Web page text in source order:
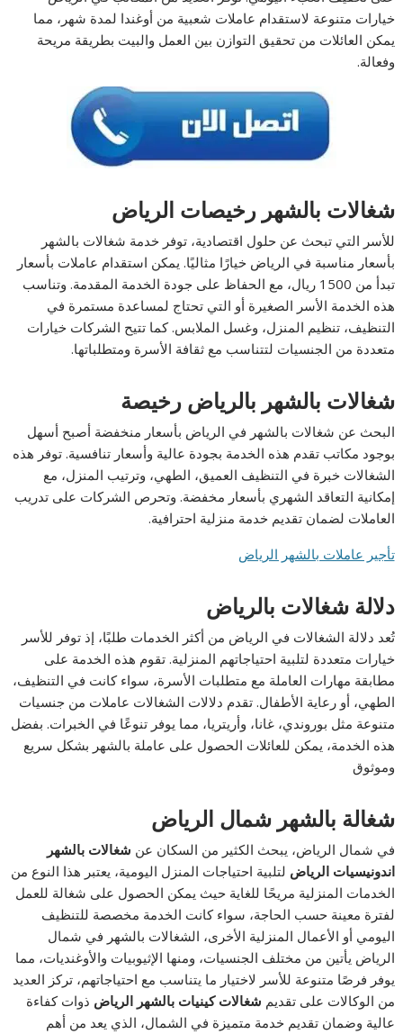
خيارات متنوعة لاستقدام عاملات شعبية من أوغندا لمدة شهر، مما
يمكن العائلات من تحقيق التوازن بين العمل والبيت بطريقة مريحة
وفعالة.
شغالات بالشهر رخيصات الرياض
للأسر التي تبحث عن حلول اقتصادية، توفر خدمة شغالات بالشهر
بأسعار مناسبة في الرياض خيارًا مثاليًا. يمكن استقدام عاملات بأسعار
تبدأ من 1500 ريال، مع الحفاظ على جودة الخدمة المقدمة. وتناسب
هذه الخدمة الأسر الصغيرة أو التي تحتاج لمساعدة مستمرة في
التنظيف، تنظيم المنزل، وغسل الملابس. كما تتيح الشركات خيارات
متعددة من الجنسيات لتتناسب مع ثقافة الأسرة ومتطلباتها.
شغالات بالشهر بالرياض رخيصة
البحث عن شغالات بالشهر في الرياض بأسعار منخفضة أصبح أسهل
بوجود مكاتب تقدم هذه الخدمة بجودة عالية وأسعار تنافسية. توفر هذه
الشغالات خبرة في التنظيف العميق، الطهي، وترتيب المنزل، مع
إمكانية التعاقد الشهري بأسعار مخفضة. وتحرص الشركات على تدريب
العاملات لضمان تقديم خدمة منزلية احترافية.
تأجير عاملات بالشهر الرياض
دلالة شغالات بالرياض
تُعد دلالة الشغالات في الرياض من أكثر الخدمات طلبًا، إذ توفر للأسر
خيارات متعددة لتلبية احتياجاتهم المنزلية. تقوم هذه الخدمة على
مطابقة مهارات العاملة مع متطلبات الأسرة، سواء كانت في التنظيف،
الطهي، أو رعاية الأطفال. تقدم دلالات الشغالات عاملات من جنسيات
متنوعة مثل بوروندي، غانا، وأريتريا، مما يوفر تنوعًا في الخبرات. بفضل
هذه الخدمة، يمكن للعائلات الحصول على عاملة بالشهر بشكل سريع
وموثوق
شغالة بالشهر شمال الرياض
في شمال الرياض، يبحث الكثير من السكان عن شغالات بالشهر
اندونيسيات الرياض لتلبية احتياجات المنزل اليومية، يعتبر هذا النوع من
الخدمات المنزلية مريحًا للغاية حيث يمكن الحصول على شغالة للعمل
لفترة معينة حسب الحاجة، سواء كانت الخدمة مخصصة للتنظيف
اليومي أو الأعمال المنزلية الأخرى، الشغالات بالشهر في شمال
الرياض يأتين من مختلف الجنسيات، ومنها الإثيوبيات والأوغنديات، مما
يوفر فرصًا متنوعة للأسر لاختيار ما يتناسب مع احتياجاتهم، تركز العديد
من الوكالات على تقديم شغالات كينيات بالشهر الرياض ذوات كفاءة
عالية وضمان تقديم خدمة متميزة في الشمال، الذي يعد من أهم